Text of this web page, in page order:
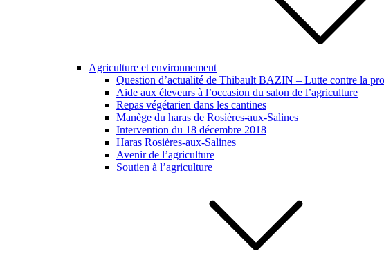
Agriculture et environnement
Question d’actualité de Thibault BAZIN – Lutte contre la
Aide aux éleveurs à l’occasion du salon de l’agriculture
Repas végétarien dans les cantines
Manège du haras de Rosières-aux-Salines
Intervention du 18 décembre 2018
Haras Rosières-aux-Salines
Avenir de l’agriculture
Soutien à l’agriculture